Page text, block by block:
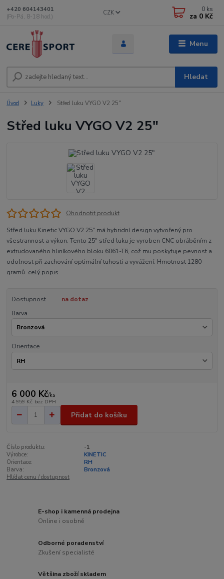
Menu
CZK
Hledat
+420 604143401
(Po-Pá, 8-18 hod.)
0 ks
za 0 Kč
Úvod Luky Střed luku VYGO V2 25"
Střed luku VYGO V2 25"
Ohodnotit produkt
Střed luku Kinetic VYGO V2 25" má hybridní design vytvořený pro
všestrannost a výkon. Tento 25" střed luku je vyroben CNC obráběním z
extrudovaného hliníkového bloku 6061-T6, což mu poskytuje pevnost a
odolnost při zachování optimální tuhosti a vyvážení. Hmotnost 1280
gramů. celý popis
Dostupnost
na dotaz
Barva
Orientace
6 000 Kč/ks
4 959 Kč bez DPH
Přidat do košíku
Číslo produktu:
-1
Výrobce:
KINETIC
Orientace:
RH
Barva:
Bronzová
Hlídat cenu / dostupnost
E-shop i kamenná prodejna
Online i osobně
Odborné poradenství
Zkušení specialisté
Většina zboží skladem